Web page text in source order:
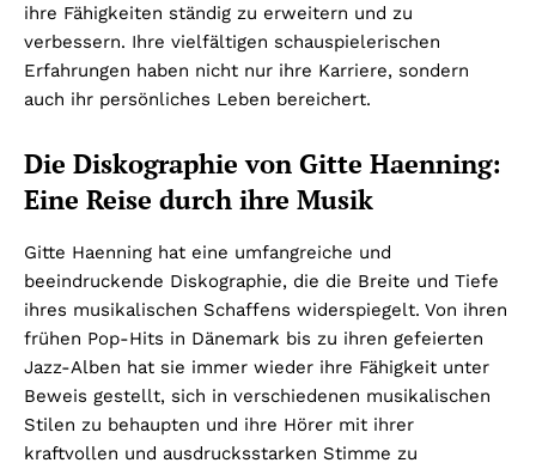
ihre Fähigkeiten ständig zu erweitern und zu
verbessern. Ihre vielfältigen schauspielerischen
Erfahrungen haben nicht nur ihre Karriere, sondern
auch ihr persönliches Leben bereichert.
Die Diskographie von Gitte Haenning:
Eine Reise durch ihre Musik
Gitte Haenning hat eine umfangreiche und
beeindruckende Diskographie, die die Breite und Tiefe
ihres musikalischen Schaffens widerspiegelt. Von ihren
frühen Pop-Hits in Dänemark bis zu ihren gefeierten
Jazz-Alben hat sie immer wieder ihre Fähigkeit unter
Beweis gestellt, sich in verschiedenen musikalischen
Stilen zu behaupten und ihre Hörer mit ihrer
kraftvollen und ausdrucksstarken Stimme zu